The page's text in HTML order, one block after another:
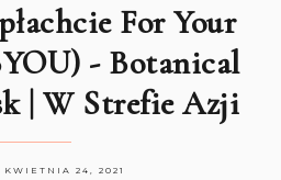
For Your
- Botanical
| W Strefie Azji
KWIETNIA 24, 2021